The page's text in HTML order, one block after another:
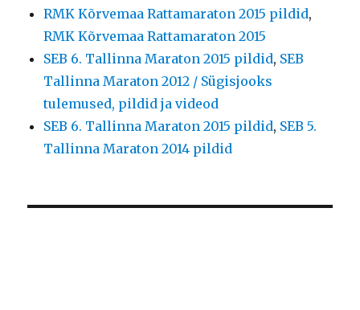
RMK Kõrvemaa Rattamaraton 2015 pildid,
RMK Kõrvemaa Rattamaraton 2015
SEB 6. Tallinna Maraton 2015 pildid, SEB
Tallinna Maraton 2012 / Sügisjooks
tulemused, pildid ja videod
SEB 6. Tallinna Maraton 2015 pildid, SEB 5.
Tallinna Maraton 2014 pildid